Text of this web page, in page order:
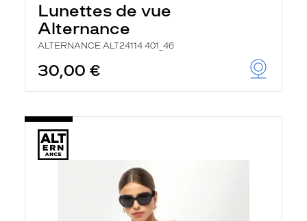
Lunettes de vue
Alternance
ALTERNANCE ALT24114 401_46
30,00 €